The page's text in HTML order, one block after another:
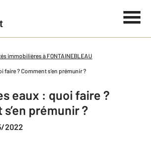
immobilières à FONTAINEBLEAU
faire ? Comment s’en prémunir ?
eaux : quoi faire ?
prémunir ?
2022